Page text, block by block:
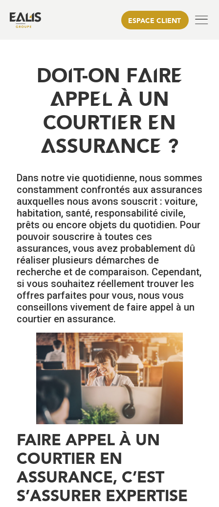
ESPACE CLIENT
DOIT-ON FAIRE
APPEL À UN
COURTIER EN
ASSURANCE ?
Dans notre vie quotidienne, nous sommes
constamment confrontés aux assurances
auxquelles nous avons souscrit : voiture,
habitation, santé, responsabilité civile,
prêts ou encore objets du quotidien. Pour
pouvoir souscrire à toutes ces
assurances, vous avez probablement dû
réaliser plusieurs démarches de
recherche et de comparaison. Cependant,
si vous souhaitez réellement trouver les
offres parfaites pour vous, nous vous
conseillons vivement de faire appel à un
courtier en assurance.
FAIRE APPEL À UN
COURTIER EN
ASSURANCE, C’EST
S’ASSURER EXPERTISE